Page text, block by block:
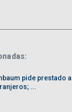
pide prestado a
...